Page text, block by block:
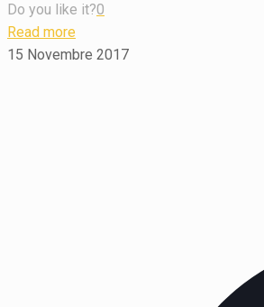
Do you like it?0
Read more
15 Novembre 2017